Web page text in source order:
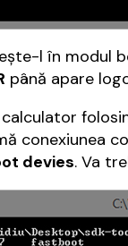
l în modul
până apare
conexiunea
devies. Va